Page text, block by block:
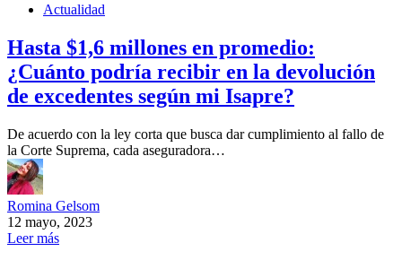
Actualidad
Hasta $1,6 millones en promedio:
¿Cuánto podría recibir en la devolución
de excedentes según mi Isapre?
De acuerdo con la ley corta que busca dar cumplimiento al fallo de
la Corte Suprema, cada aseguradora…
Romina Gelsom
12 mayo, 2023
Leer más